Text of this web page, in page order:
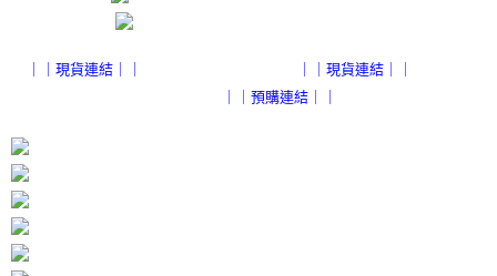
４．使用「AFTEE先享後付」時，將依據個別帳號之用戶狀況，依本公司即
時審查核予不同之上限額度；若仍有額度不足之情形，本公司將視審查結果
５．嚴禁一人註冊多個帳號或使用他人資訊註冊。若發現惡意使用之情形，
｜｜現貨連結｜｜
｜｜現貨連結｜｜
｜｜預購連結｜｜